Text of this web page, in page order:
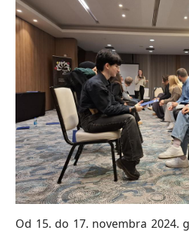
Od 15. do 17. novembra 2024.